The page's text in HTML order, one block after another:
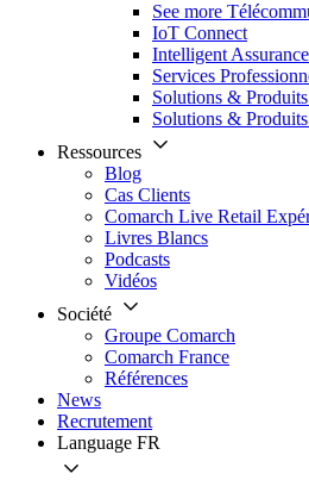
See more
IoT Connect
Intelligent
Services
Solutions &
Solutions &
Ressources
Blog
Cas Clients
Comarch Live Retail
Livres Blancs
Podcasts
Vidéos
Société
Groupe Comarch
Comarch France
Références
News
Recrutement
Language FR